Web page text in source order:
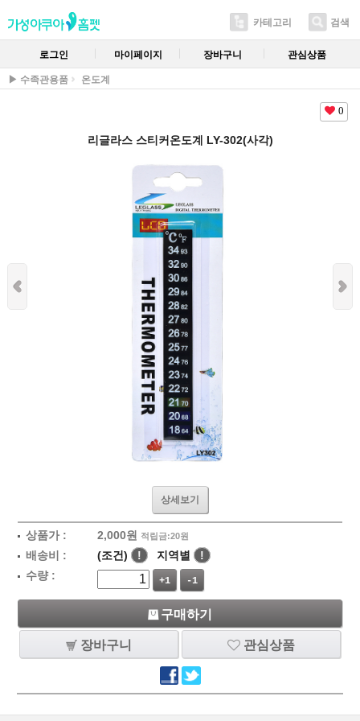
카테고리 검색
로그인 마이페이지 장바구니 관심상품
▶ 수족관용품 온도계
0
리글라스 스티커온도계 LY-302(사각)
상세보기
상품가 : 2,000원 적립금:20원
배송비 : (조건) ! 지역별
!
수량 :
+1 -1
구매하기
장바구니 관심상품